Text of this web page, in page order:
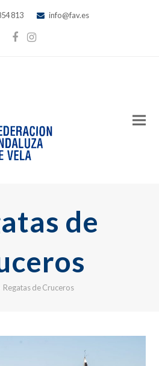
813 info@fav.es
Facebook
Instagram
de
Regatas de Cruceros